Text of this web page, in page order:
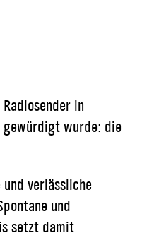
in
wurde: die
verlässliche
und
setzt damit